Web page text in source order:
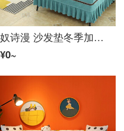
奴诗漫 沙发垫冬季加厚ソファーカバー罩现代简约贵妃全包套四季通用 一路平安绿 定制贵妃一体联系客服
¥0~